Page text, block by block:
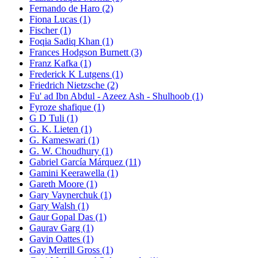
Fernando de Haro (2)
Fiona Lucas (1)
Fischer (1)
Foqia Sadiq Khan (1)
Frances Hodgson Burnett (3)
Franz Kafka (1)
Frederick K Lutgens (1)
Friedrich Nietzsche (2)
Fu' ad Ibn Abdul - Azeez Ash - Shulhoob (1)
Fyroze shafique (1)
G D Tuli (1)
G. K. Lieten (1)
G. Kameswari (1)
G. W. Choudhury (1)
Gabriel García Márquez (11)
Gamini Keerawella (1)
Gareth Moore (1)
Gary Vaynerchuk (1)
Gary Walsh (1)
Gaur Gopal Das (1)
Gaurav Garg (1)
Gavin Oattes (1)
Gay Merrill Gross (1)